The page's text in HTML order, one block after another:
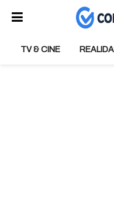
TV & CINE